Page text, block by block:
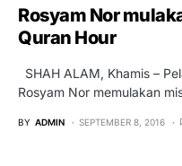
Rosyam Nor
Quran Hour
SHAH ALAM, Khamis –
Rosyam Nor memulakan
BY ADMIN SEPTEMBER 8, 2016